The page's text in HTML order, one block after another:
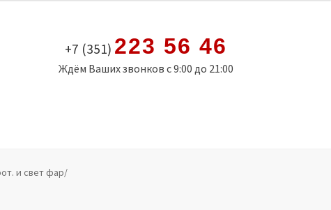
+7 (351) 223 56 46
Ждём Ваших звонков с 9:00 до 21:00
и свет фар/